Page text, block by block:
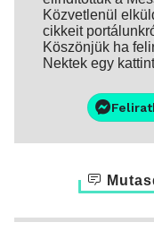
Közvetlenül
cikkeit
Köszönjük ha
Nektek egy